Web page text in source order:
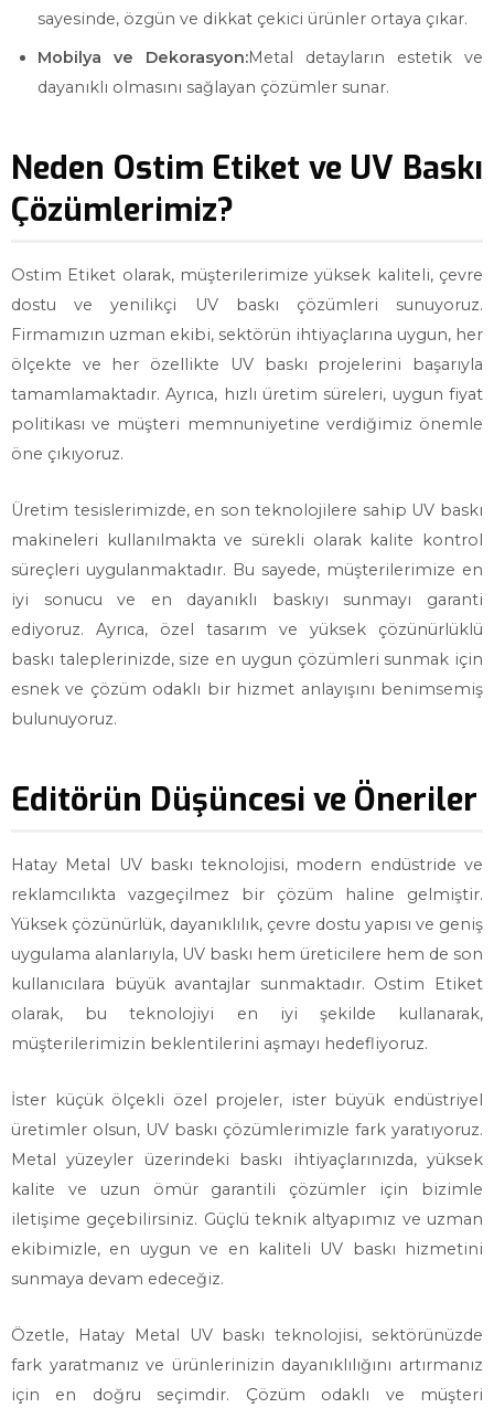
sayesinde, özgün ve dikkat çekici ürünler ortaya çıkar.
Mobilya ve Dekorasyon:Metal detayların estetik ve
dayanıklı olmasını sağlayan çözümler sunar.
Neden Ostim Etiket ve UV Baskı
Çözümlerimiz?
Ostim Etiket olarak, müşterilerimize yüksek kaliteli, çevre
dostu ve yenilikçi UV baskı çözümleri sunuyoruz.
Firmamızın uzman ekibi, sektörün ihtiyaçlarına uygun, her
ölçekte ve her özellikte UV baskı projelerini başarıyla
tamamlamaktadır. Ayrıca, hızlı üretim süreleri, uygun fiyat
politikası ve müşteri memnuniyetine verdiğimiz önemle
öne çıkıyoruz.
Üretim tesislerimizde, en son teknolojilere sahip UV baskı
makineleri kullanılmakta ve sürekli olarak kalite kontrol
süreçleri uygulanmaktadır. Bu sayede, müşterilerimize en
iyi sonucu ve en dayanıklı baskıyı sunmayı garanti
ediyoruz. Ayrıca, özel tasarım ve yüksek çözünürlüklü
baskı taleplerinizde, size en uygun çözümleri sunmak için
esnek ve çözüm odaklı bir hizmet anlayışını benimsemiş
bulunuyoruz.
Editörün Düşüncesi ve Öneriler
Hatay Metal UV baskı teknolojisi, modern endüstride ve
reklamcılıkta vazgeçilmez bir çözüm haline gelmiştir.
Yüksek çözünürlük, dayanıklılık, çevre dostu yapısı ve geniş
uygulama alanlarıyla, UV baskı hem üreticilere hem de son
kullanıcılara büyük avantajlar sunmaktadır. Ostim Etiket
olarak, bu teknolojiyi en iyi şekilde kullanarak,
müşterilerimizin beklentilerini aşmayı hedefliyoruz.
İster küçük ölçekli özel projeler, ister büyük endüstriyel
üretimler olsun, UV baskı çözümlerimizle fark yaratıyoruz.
Metal yüzeyler üzerindeki baskı ihtiyaçlarınızda, yüksek
kalite ve uzun ömür garantili çözümler için bizimle
iletişime geçebilirsiniz. Güçlü teknik altyapımız ve uzman
ekibimizle, en uygun ve en kaliteli UV baskı hizmetini
sunmaya devam edeceğiz.
Özetle, Hatay Metal UV baskı teknolojisi, sektörünüzde
fark yaratmanız ve ürünlerinizin dayanıklılığını artırmanız
için en doğru seçimdir. Çözüm odaklı ve müşteri